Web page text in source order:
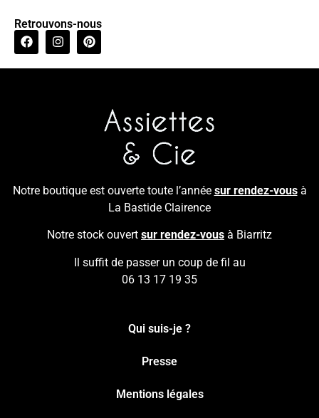
Retrouvons-nous
Notre boutique est ouverte toute l’année sur rendez-vousà
La Bastide Clairence
Notre stock ouvert sur rendez-vous à Biarritz
Il suffit de passer un coup de fil au
06 13 17 19 35
Qui suis-je ?
Presse
Mentions légales